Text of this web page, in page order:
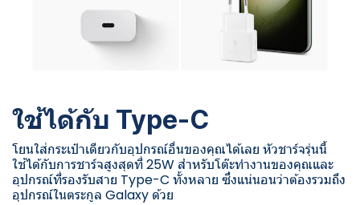
ใช้ได้กับ Type-C
โยนใส่กระเป๋าเดียวกับอุปกรณ์อื่นของคุณได้เลย หัวชาร์จรุ่นนี้
ใช้ได้กับการชาร์จสูงสุดที่ 25W สำหรับโต๊ะทำงานของคุณและ
อุปกรณ์ที่รองรับสาย Type-C ทั้งหลาย ซึ่งแน่นอนว่าต้องรวมถึง
อุปกรณ์ในตระกูล Galaxy ด้วย